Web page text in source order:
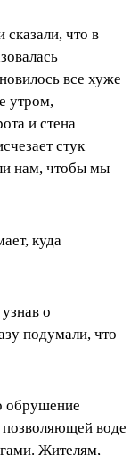
что в
все хуже
утром,
и стена
стук
нам, чтобы мы
куда
о
подумали, что
обрушение
воде
Жителям,